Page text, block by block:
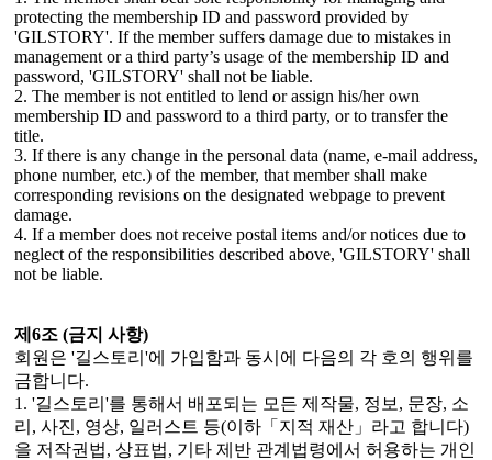
protecting the membership ID and password provided by
'GILSTORY'. If the member suffers damage due to mistakes in
management or a third party’s usage of the membership ID and
password, 'GILSTORY' shall not be liable.
2. The member is not entitled to lend or assign his/her own
membership ID and password to a third party, or to transfer the
title.
3. If there is any change in the personal data (name, e-mail address,
phone number, etc.) of the member, that member shall make
corresponding revisions on the designated webpage to prevent
damage.
4. If a member does not receive postal items and/or notices due to
neglect of the responsibilities described above, 'GILSTORY' shall
not be liable.
제6조 (금지 사항)
회원은 '길스토리'에 가입함과 동시에 다음의 각 호의 행위를
금합니다.
1. '길스토리'를 통해서 배포되는 모든 제작물, 정보, 문장, 소
리, 사진, 영상, 일러스트 등(이하「지적 재산」라고 합니다)
을 저작권법, 상표법, 기타 제반 관계법령에서 허용하는 개인